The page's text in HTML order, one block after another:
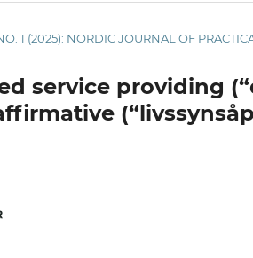
1 (2025): NORDIC JOURNAL OF
service providing